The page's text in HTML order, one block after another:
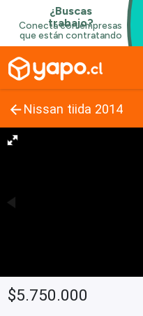
Nissan tiida 2014
$5.750.000